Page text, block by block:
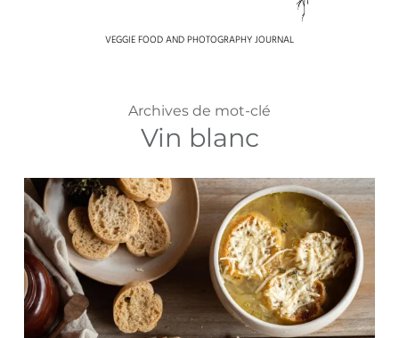
VEGGIE FOOD AND PHOTOGRAPHY JOURNAL
Archives de mot-clé
Vin blanc